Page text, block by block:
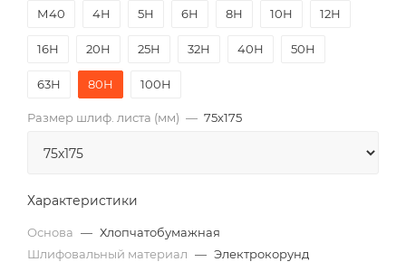
М40
4Н 5Н 6Н 8Н 10Н 12Н
16Н 20Н 25Н 32Н 40Н 50Н
63Н 80Н 100Н
Размер шлиф. листа (мм) — 75х175
Характеристики
Основа — Хлопчатобумажная
Шлифовальный материал — Электрокорунд